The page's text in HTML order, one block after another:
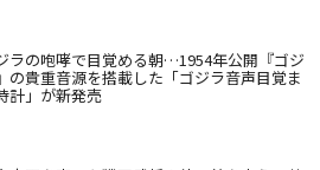
ラの咆哮で目覚める朝…1954年公開『ゴジ
の貴重音源を搭載した「ゴジラ音声目覚ま
計」が新発売